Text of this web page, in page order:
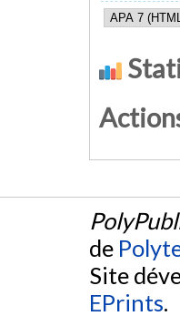
de
Site
EPrints.